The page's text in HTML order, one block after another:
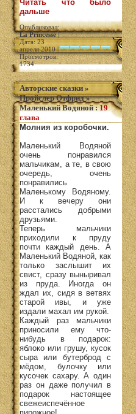
Читать что было
дальше
Опубликовал:
La Princesse|
Дата: 23
апреля 2010 |
Просмотров:
1734
Авторские сказки »
Пройслер Отфрид»
Маленький Водяной:19
глава
Молния из коробочки.
Маленький Водяной
очень понравился
мальчикам, а те, в свою
очередь, очень
понравились
Маленькому Водяному.
И к вечеру они
расстались добрыми
друзьями.
Теперь мальчики
приходили к пруду
почти каждый день. А
Маленький Водяной, как
только заслышит их
свист, сразу выныривал
из пруда. Иногда он
ждал их, сидя в ветвях
старой ивы, и уже
издали махал им рукой.
Каждый раз мальчики
приносили ему что-
нибудь в подарок:
яблоко или грушу, кусок
сыра или бутерброд с
мёдом, булочку или
кусочек сахару. А один
раз он даже получил в
подарок настоящее
свежеиспечённое